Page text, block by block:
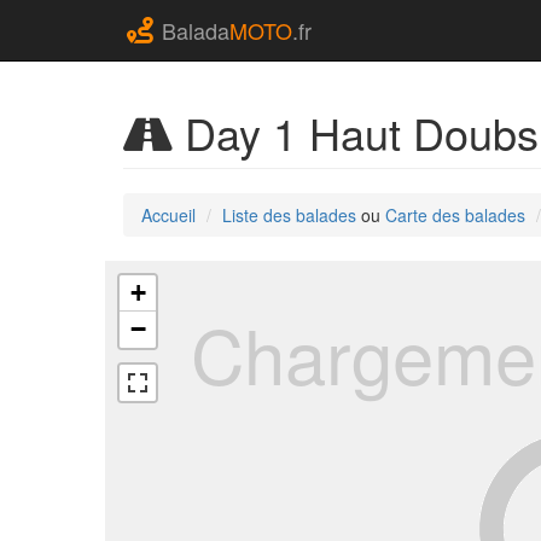
BaladaMOTO.fr
Day 1 Haut
Accueil Liste des balades ou Carte des balades
+
−